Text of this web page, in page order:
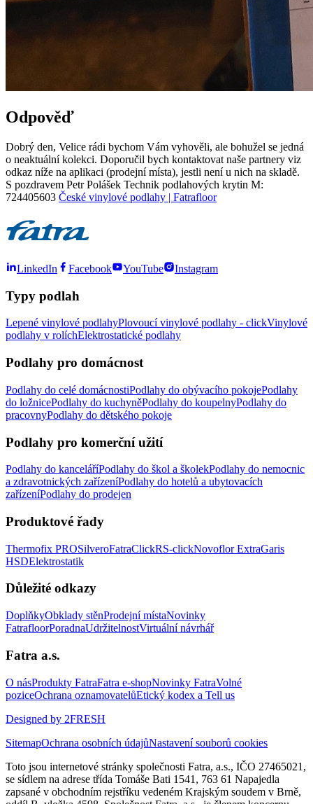
Odpověď
Dobrý den, Velice rádi bychom Vám vyhověli, ale bohužel se jedná
o neaktuální kolekci. Doporučil bych kontaktovat naše partnery viz
odkaz níže na aplikaci (prodejní místa), jestli není u nich na skladě.
S pozdravem Petr Polášek Technik podlahových krytin M:
724405603 České vinylové podlahy | Fatrafloor
LinkedIn Facebook YouTube Instagram
Typy podlah
Lepené vinylové podlahyPlovoucí vinylové podlahy - clickVinylové
podlahy v rolíchElektrostatické podlahy
Podlahy pro domácnost
Podlahy do celé domácnostiPodlahy do obývacího pokojePodlahy
do ložnicePodlahy do kuchyněPodlahy do koupelnyPodlahy do
pracovnyPodlahy do dětského pokoje
Podlahy pro komerční užití
Podlahy do kanceláříPodlahy do škol a školekPodlahy do nemocnic
a zdravotnických zařízeníPodlahy do hotelů a ubytovacích
zařízeníPodlahy do prodejen
Produktové řady
Thermofix PROSilveroFatraClickRS-clickNovoflor ExtraGaris
HSDElektrostatik
Důležité odkazy
DoplňkyObklady stěnProdejní místaNovinky
FatrafloorPoradnaUdržitelnostVirtuální návrhář
Fatra a.s.
O násProdukty FatraFatra e-shopNovinky FatraVolné
poziceOchrana oznamovatelůEtický kodex a Tell us
Designed by 2FRESH
SitemapOchrana osobních údajůNastavení souborů cookies
Toto jsou internetové stránky společnosti Fatra, a.s., IČO 27465021,
se sídlem na adrese třída Tomáše Bati 1541, 763 61 Napajedla
zapsané v obchodním rejstříku vedeném Krajským soudem v Brně,